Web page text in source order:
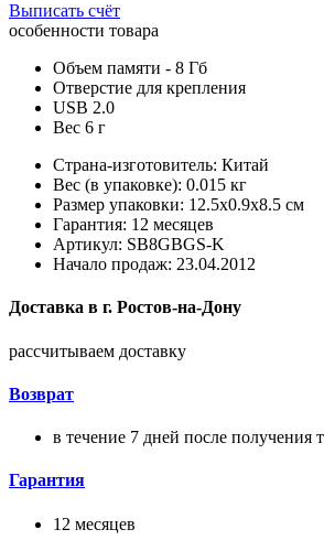
Выписать счёт
особенности товара
Объем памяти - 8 Гб
Отверстие для крепления
USB 2.0
Вес 6 г
Страна-изготовитель: Китай
Вес (в упаковке): 0.015 кг
Размер упаковки: 12.5x0.9x8.5 см
Гарантия: 12 месяцев
Артикул: SB8GBGS-K
Начало продаж: 23.04.2012
Доставка в г. Ростов-на-Дону
рассчитываем доставку
Возврат
в течение 7 дней после получения
Гарантия
12 месяцев